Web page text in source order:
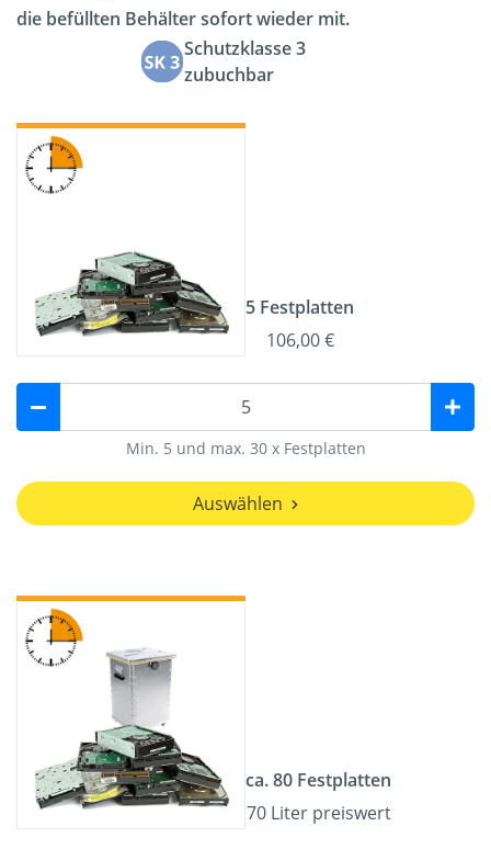
die befüllten Behälter sofort wieder mit.
Schutzklasse 3
zubuchbar
5 Festplatten
106,00 €
Min. 5 und max. 30 x Festplatten
Auswählen
ca. 80 Festplatten
70 Liter preiswert